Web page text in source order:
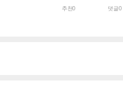
추천0 댓글0